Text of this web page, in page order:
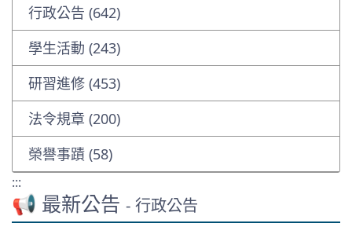
行政公告 (642)
學生活動 (243)
研習進修 (453)
法令規章 (200)
榮譽事蹟 (58)
:::
📢 最新公告 - 行政公告